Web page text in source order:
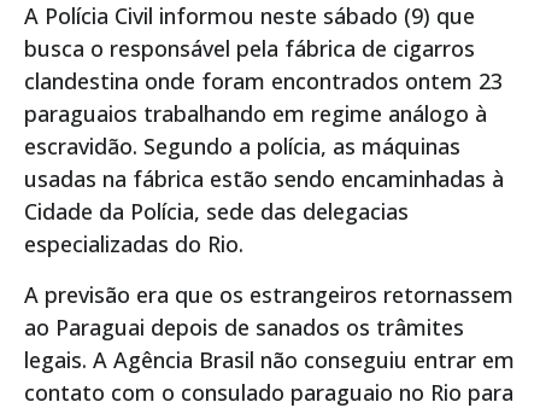
A Polícia Civil informou neste sábado (9) que
busca o responsável pela fábrica de cigarros
clandestina onde foram encontrados ontem 23
paraguaios trabalhando em regime análogo à
escravidão. Segundo a polícia, as máquinas
usadas na fábrica estão sendo encaminhadas à
Cidade da Polícia, sede das delegacias
especializadas do Rio.
A previsão era que os estrangeiros retornassem
ao Paraguai depois de sanados os trâmites
legais. A Agência Brasil não conseguiu entrar em
contato com o consulado paraguaio no Rio para